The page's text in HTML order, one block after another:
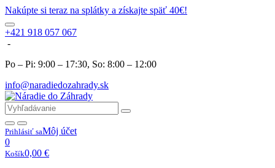
Nakúpte si teraz na splátky a získajte späť 40€!
+421 918 057 067
-
Po – Pi: 9:00 – 17:30, So: 8:00 – 12:00
info@naradiedozahrady.sk
Prihlásiť saMôj účet
0
Košík0,00 €